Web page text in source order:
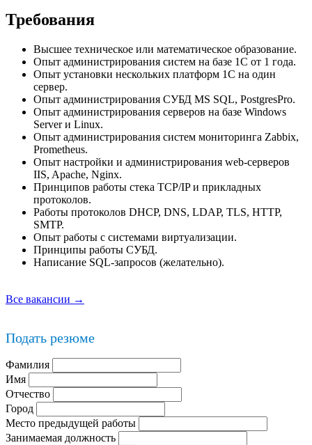
Требования
Высшее техническое или математическое образование.
Опыт администрирования систем на базе 1С от 1 года.
Опыт установки нескольких платформ 1С на один
сервер.
Опыт администрирования СУБД MS SQL, PostgresPro.
Опыт администрирования серверов на базе Windows
Server и Linux.
Опыт администрирования систем мониторинга Zabbix,
Prometheus.
Опыт настройки и администрирования web-серверов
IIS, Apache, Nginx.
Принципов работы стека TCP/IP и прикладных
протоколов.
Работы протоколов DHCP, DNS, LDAP, TLS, HTTP,
SMTP.
Опыт работы с системами виртуализации.
Принципы работы СУБД.
Написание SQL-запросов (желательно).
Все вакансии →
Подать резюме
Фамилия
Имя
Отчество
Город
Место предыдущей работы
Занимаемая должность